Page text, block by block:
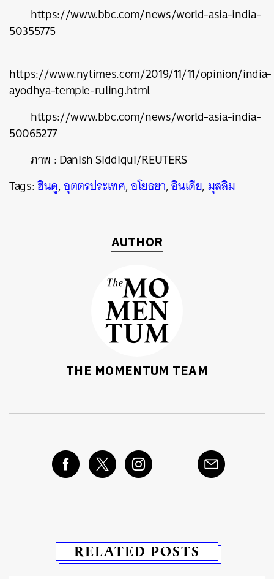
https://www.bbc.com/news/world-asia-india-
50355775
https://www.nytimes.com/2019/11/11/opinion/india-
ayodhya-temple-ruling.html
https://www.bbc.com/news/world-asia-india-
50065277
ภาพ : Danish Siddiqui/REUTERS
Tags:ฮินดู,อุตตรประเทศ,อโยธยา,อินเดีย,มุสลิม
AUTHOR
THE MOMENTUM TEAM
RELATED POSTS